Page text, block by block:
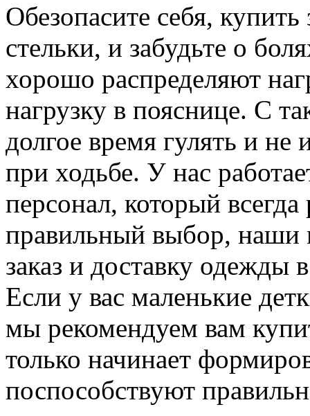
Обезопасите себя,
стельки, и забудьте о
хорошо распределяют
нагрузку в пояснице. С
долгое время гулять и
при ходьбе. У нас
персонал, который
правильный выбор, наши
заказ и доставку
Если у вас маленькие
мы рекомендуем вам
только начинает
поспособствуют